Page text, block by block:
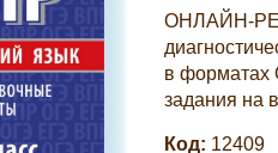
ОНЛАЙН-
в форматах
задания на
Код: 12409